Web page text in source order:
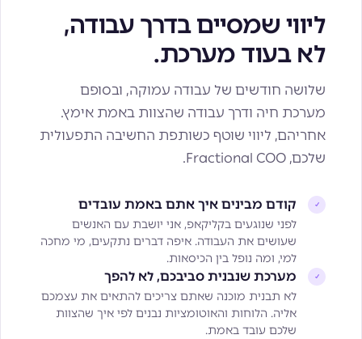
ליווי שמסיים בדרך עבודה,
לא בעוד מערכת.
שלושה חודשים של עבודה עמוקה, ובסופם
מערכת חיה ודרך עבודה שהצוות באמת אימץ.
אחריהם, ליווי שוטף כשותפת החשיבה התפעולית
שלכם, Fractional COO.
✓ קודם מבינים איך אתם באמת עובדים
לפני שנוגעים בקליקאפ, אני יושבת עם האנשים
שעושים את העבודה. איפה דברים נתקעים, מי מחכה
למי, ומה נופל בין הכיסאות.
✓ מערכת שנבנית סביבכם, לא להפך
לא תבנית מוכנה שאתם צריכים להתאים את עצמכם
אליה. הלוחות והאוטומציות נבנים לפי איך שהצוות
שלכם עובד באמת.